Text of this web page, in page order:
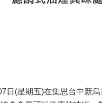
日(星期五)在集思台中新烏